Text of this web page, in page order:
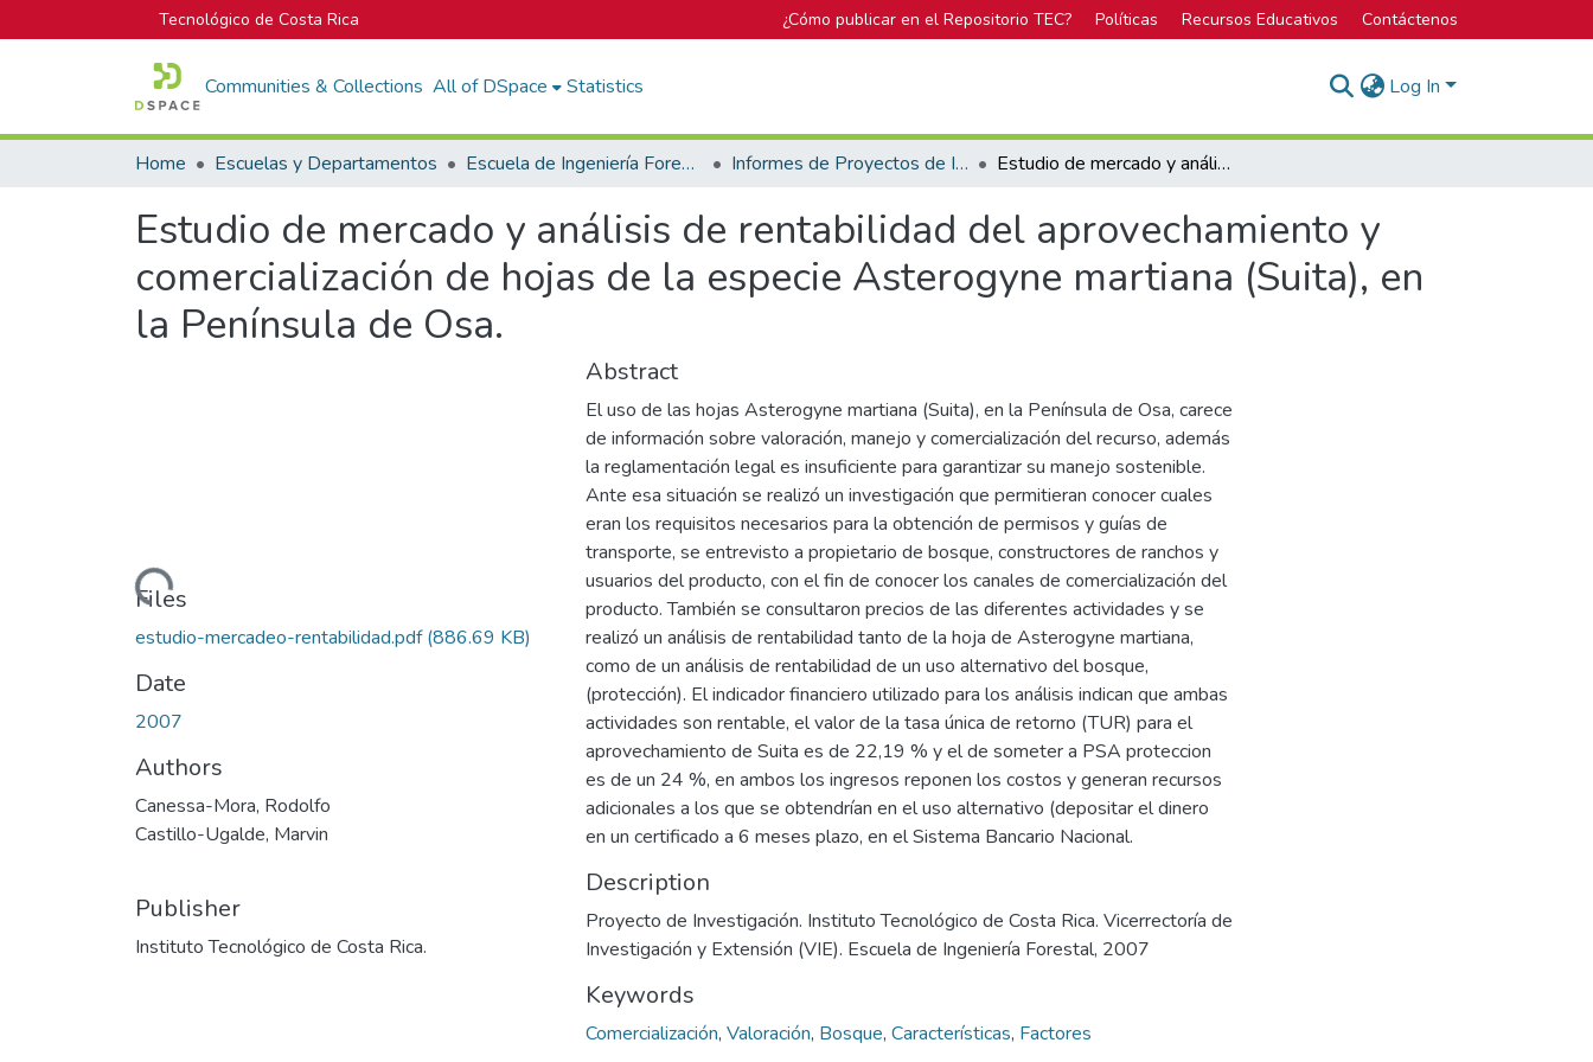
Tecnológico de Costa Rica ¿Cómo publicar en el Repositorio TEC? Políticas Recursos Educativos Contáctenos
Communities & Collections All of DSpace Statistics Log In
Home Escuelas y Departamentos Escuela de Ingeniería Forestal Informes de Proyectos de Investigación Estudio de mercado y análisis de rentabilidad del aprovechamiento y comercialización de hojas de la especie Asterogyne martiana (Suita), en la Península de Osa.
Estudio de mercado y análisis de rentabilidad del aprovechamiento y
comercialización de hojas de la especie Asterogyne martiana (Suita), en
la Península de Osa.
Loading...
Files
estudio-mercadeo-rentabilidad.pdf(886.69 KB)
Date
2007
Authors
Canessa-Mora, Rodolfo
Castillo-Ugalde, Marvin
Publisher
Instituto Tecnológico de Costa Rica.
Abstract
El uso de las hojas Asterogyne martiana (Suita), en la Península de Osa, carece
de información sobre valoración, manejo y comercialización del recurso, además
la reglamentación legal es insuficiente para garantizar su manejo sostenible.
Ante esa situación se realizó un investigación que permitieran conocer cuales
eran los requisitos necesarios para la obtención de permisos y guías de
transporte, se entrevisto a propietario de bosque, constructores de ranchos y
usuarios del producto, con el fin de conocer los canales de comercialización del
producto. También se consultaron precios de las diferentes actividades y se
realizó un análisis de rentabilidad tanto de la hoja de Asterogyne martiana,
como de un análisis de rentabilidad de un uso alternativo del bosque,
(protección). El indicador financiero utilizado para los análisis indican que ambas
actividades son rentable, el valor de la tasa única de retorno (TUR) para el
aprovechamiento de Suita es de 22,19 % y el de someter a PSA proteccion
es de un 24 %, en ambos los ingresos reponen los costos y generan recursos
adicionales a los que se obtendrían en el uso alternativo (depositar el dinero
en un certificado a 6 meses plazo, en el Sistema Bancario Nacional.
Description
Proyecto de Investigación. Instituto Tecnológico de Costa Rica. Vicerrectoría de
Investigación y Extensión (VIE). Escuela de Ingeniería Forestal, 2007
Keywords
Comercialización, Valoración, Bosque, Características, Factores